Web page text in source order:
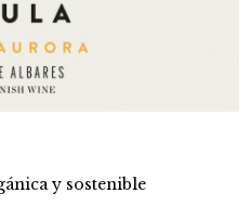
y sostenible